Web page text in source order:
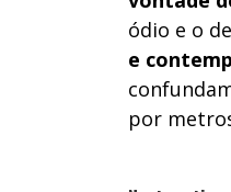
ódio e o
e
por